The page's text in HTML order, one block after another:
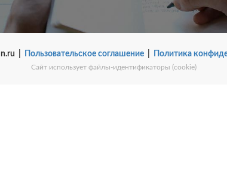
| Пользовательское соглашение| Политика
Сайт использует файлы-идентификаторы (cookie)